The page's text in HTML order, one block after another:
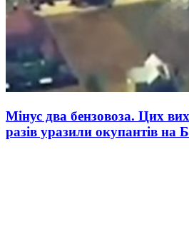
Мінус два бензовоза. Цих
разів уразили окупантів на